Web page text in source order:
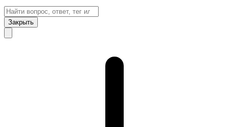
Закрыть